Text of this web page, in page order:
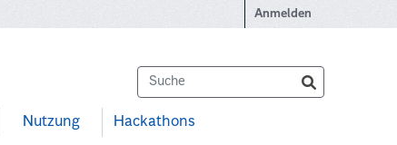
Anmelden
Nutzung Hackathons